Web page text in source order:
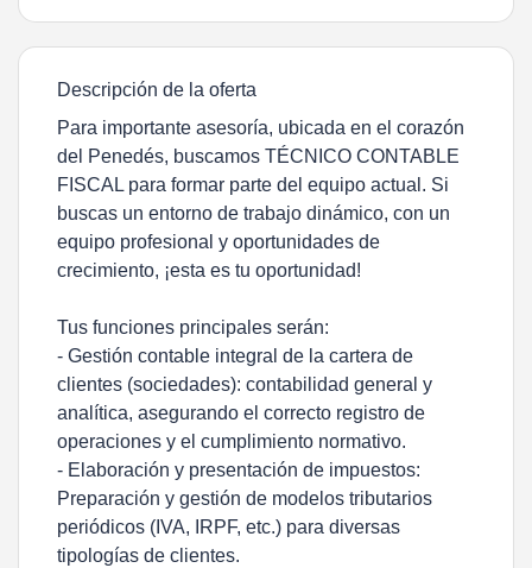
Descripción de la oferta
Para importante asesoría, ubicada en el corazón
del Penedés, buscamos TÉCNICO CONTABLE
FISCAL para formar parte del equipo actual. Si
buscas un entorno de trabajo dinámico, con un
equipo profesional y oportunidades de
crecimiento, ¡esta es tu oportunidad!
Tus funciones principales serán:
- Gestión contable integral de la cartera de
clientes (sociedades): contabilidad general y
analítica, asegurando el correcto registro de
operaciones y el cumplimiento normativo.
- Elaboración y presentación de impuestos:
Preparación y gestión de modelos tributarios
periódicos (IVA, IRPF, etc.) para diversas
tipologías de clientes.